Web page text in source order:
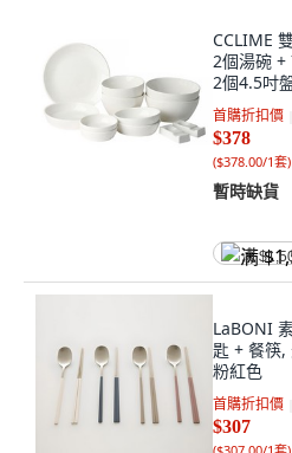
CCLIME
2個湯碗 +
2個4.5吋
架, 1組
首購折扣價
$378
($378.00/1套)
暫時缺貨
满
LaBONI
匙 + 餐筷,
粉紅色
首購折扣價
$307